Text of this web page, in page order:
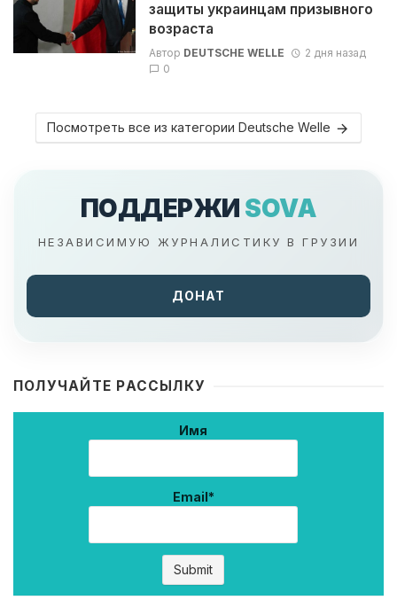
защиты украинцам призывного
возраста
Автор DEUTSCHE WELLE
2 дня назад
0
Посмотреть все из категории Deutsche Welle
ПОДДЕРЖИ SOVA
НЕЗАВИСИМУЮ ЖУРНАЛИСТИКУ В ГРУЗИИ
ДОНАТ
ПОЛУЧАЙТЕ РАССЫЛКУ
Имя
Email*